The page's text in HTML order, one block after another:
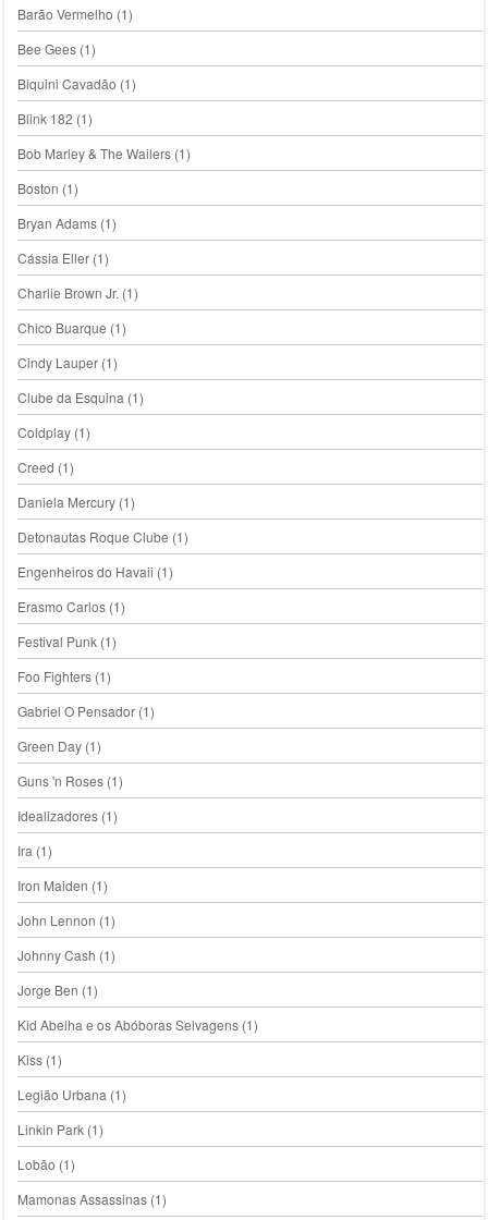
Barão Vermelho (1)
Bee Gees(1)
Biquini Cavadão (1)
Blink 182 (1)
Bob Marley & The Wailers(1)
Boston (1)
Bryan Adams(1)
Cássia Eller(1)
Charlie Brown Jr. (1)
Chico Buarque (1)
Cindy Lauper(1)
Clube da Esquina (1)
Coldplay(1)
Creed (1)
Daniela Mercury(1)
Detonautas Roque Clube (1)
Engenheiros do Havaii (1)
Erasmo Carlos(1)
Festival Punk(1)
Foo Fighters(1)
Gabriel O Pensador(1)
Green Day(1)
Guns 'n Roses(1)
Idealizadores(1)
Ira (1)
Iron Maiden (1)
John Lennon (1)
Johnny Cash (1)
Jorge Ben (1)
Kid Abelha e os Abóboras Selvagens(1)
Kiss(1)
Legião Urbana (1)
Linkin Park(1)
Lobão (1)
Mamonas Assassinas(1)